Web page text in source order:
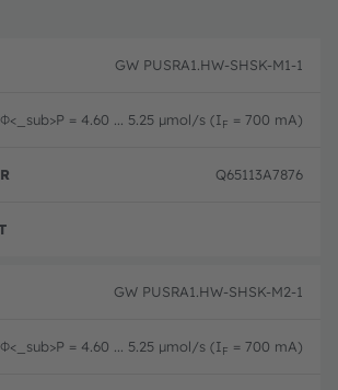
GW PUSRA1.HW-SHSK-M1-1
Φ<_sub>P = 4.60 ... 5.25 μmol/s (IF = 700 mA)
Q65113A7876
GW PUSRA1.HW-SHSK-M2-1
Φ<_sub>P = 4.60 ... 5.25 μmol/s (IF = 700 mA)